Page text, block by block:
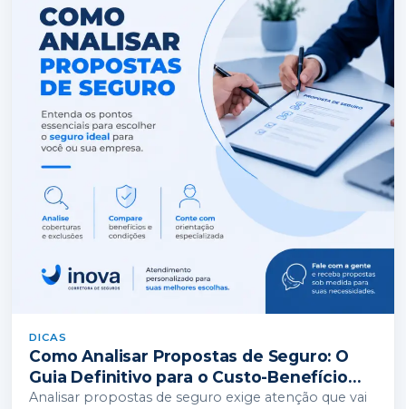
DICAS
Como Analisar Propostas de Seguro: O
Guia Definitivo para o Custo-Benefício
Ideal
Analisar propostas de seguro exige atenção que vai